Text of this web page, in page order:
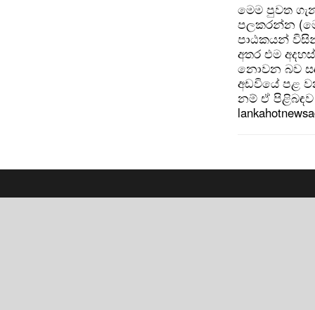
මෙම පුවත
පලකරන්න
පාඨකයන්
අතර එම
නොවන බව
අඩවියේ පළ
නම් ඒ පිළිබඳව